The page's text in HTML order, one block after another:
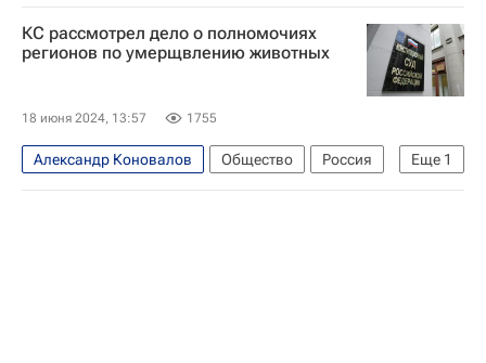
Ирина Рукавишникова
Совет Федерации РФ
КС рассмотрел дело о полномочиях
регионов по умерщвлению животных
18 июня 2024, 13:57 1755
Еще 1
Александр Коновалов Общество
Россия
Генеральная прокуратура РФ